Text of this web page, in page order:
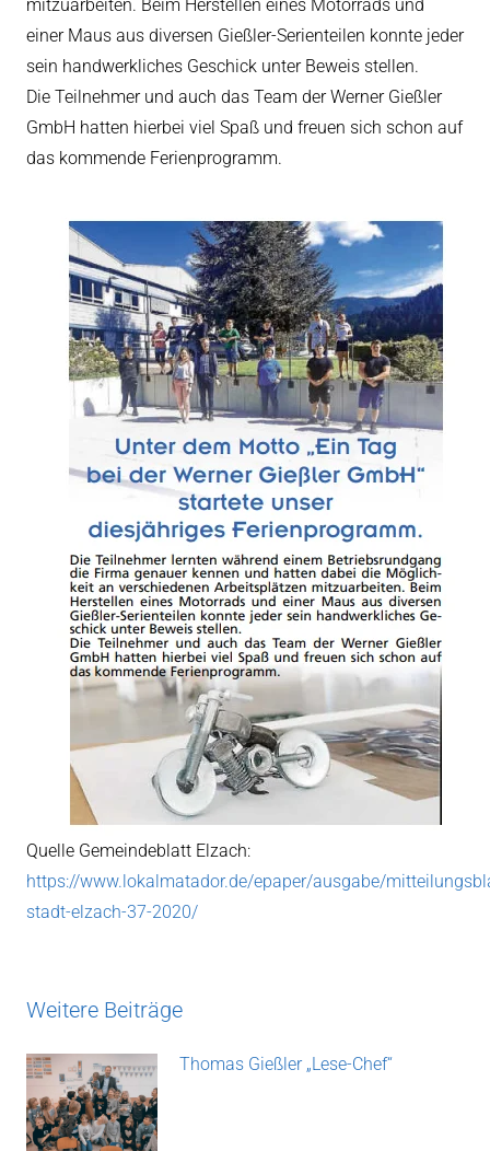
mitzuarbeiten. Beim Herstellen eines Motorrads und
einer Maus aus diversen Gießler-Serienteilen konnte jeder
sein handwerkliches Geschick unter Beweis stellen.
Die Teilnehmer und auch das Team der Werner Gießler
GmbH hatten hierbei viel Spaß und freuen sich schon auf
das kommende Ferienprogramm.
Quelle Gemeindeblatt Elzach:
https://www.lokalmatador.de/epaper/ausgabe/
stadt-elzach-37-2020/
Weitere Beiträge
Thomas Gießler „Lese-Chef“